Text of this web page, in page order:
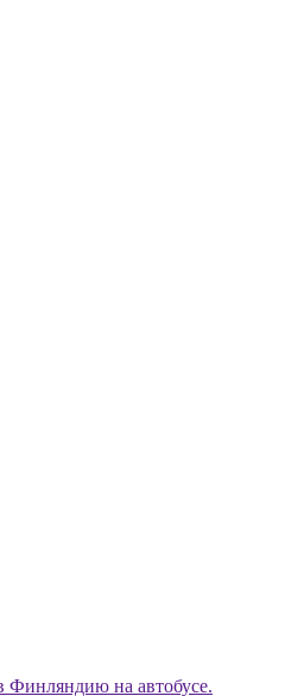
Финляндию на автобусе.